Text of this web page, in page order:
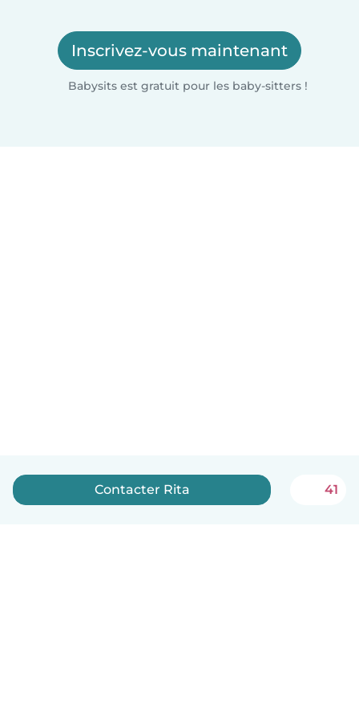
Inscrivez-vous maintenant
Babysits est gratuit pour les baby-sitters !
Contacter Rita 41